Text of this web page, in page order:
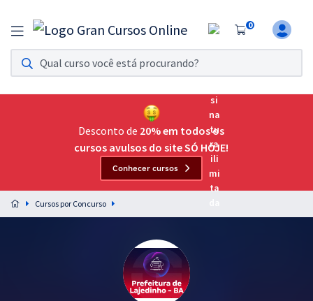
0
Assinatura Ilimitada 11
Acesso a todos os cursos. Teste grátis por 7 dias!
Assinatura OAB Até Passar
Acesso ilimitado a toda preparação para o Exame da
Preparação completa e intensiva para as principais
residências em saúde do Brasil
Desconto de 20% em todos os
cursos avulsos do site SÓ HOJE!
Conhecer cursos
Cursos por Concurso